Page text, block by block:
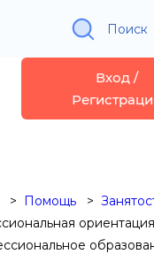
Поиск
Вход /
Помощь